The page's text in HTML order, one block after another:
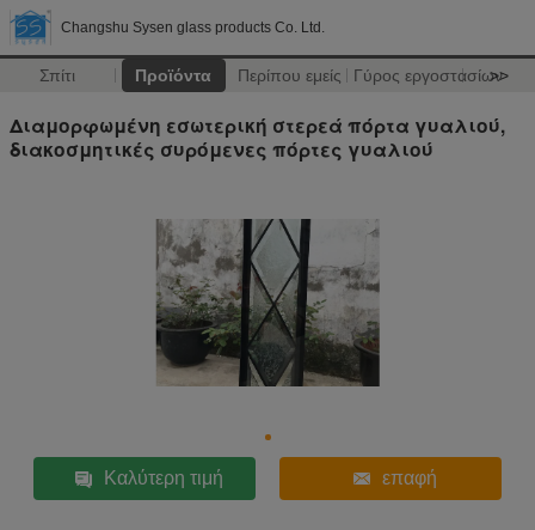
Changshu Sysen glass products Co. Ltd.
Σπίτι Προϊόντα Περίπου εμείς Γύρος εργοστασίων
>>
Διαμορφωμένη εσωτερική στερεά πόρτα γυαλιού,
διακοσμητικές συρόμενες πόρτες γυαλιού
Καλύτερη τιμή επαφή